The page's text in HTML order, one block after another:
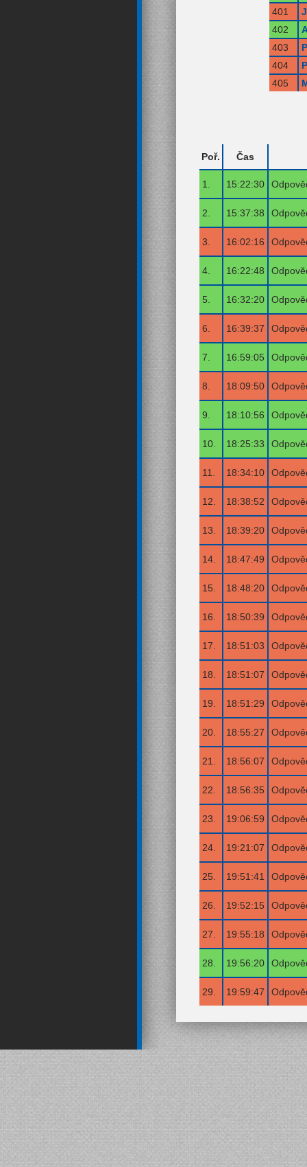
401
402
403
404
405
Poř. Čas
1. 15:22:30
2. 15:37:38
3. 16:02:16
4. 16:22:48
5. 16:32:20
6. 16:39:37
7. 16:59:05
8. 18:09:50
9. 18:10:56
10. 18:25:33
11. 18:34:10
12. 18:38:52
13. 18:39:20
14. 18:47:49
15. 18:48:20
16. 18:50:39
17. 18:51:03
18. 18:51:07
19. 18:51:29
20. 18:55:27
21. 18:56:07
22. 18:56:35
23. 19:06:59
24. 19:21:07
25. 19:51:41
26. 19:52:15
27. 19:55:18
28. 19:56:20
29. 19:59:47